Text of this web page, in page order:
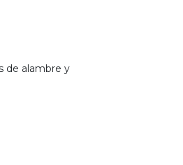
de alambre y